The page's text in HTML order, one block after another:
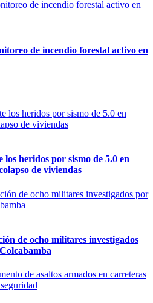
de incendio forestal activo en
los heridos por sismo de 5.0 en
de viviendas
de ocho militares investigados